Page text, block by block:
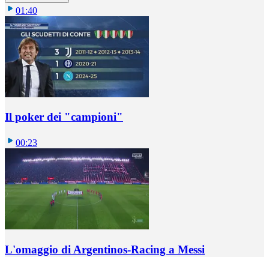
01:40
Il poker dei "campioni"
00:23
L'omaggio di Argentinos-Racing a Messi